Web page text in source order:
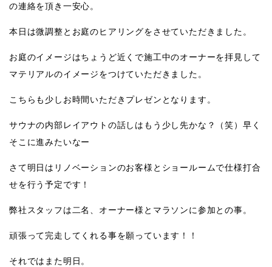
の連絡を頂き一安心。
本日は微調整とお庭のヒアリングをさせていただきました。
お庭のイメージはちょうど近くで施工中のオーナーを拝見して
マテリアルのイメージをつけていただきました。
こちらも少しお時間いただきプレゼンとなります。
サウナの内部レイアウトの話しはもう少し先かな？（笑）早く
そこに進みたいなー
さて明日はリノベーションのお客様とショールームで仕様打合
せを行う予定です！
弊社スタッフは二名、オーナー様とマラソンに参加との事。
頑張って完走してくれる事を願っています！！
それではまた明日。